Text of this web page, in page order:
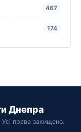
467
174
Днепра
права захищено.